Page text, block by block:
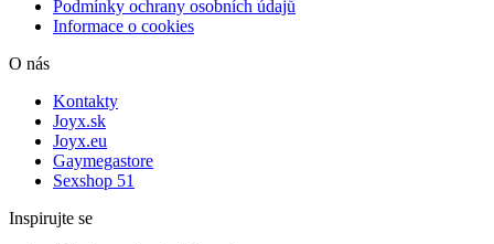
Podmínky ochrany osobních údajů
Informace o cookies
O nás
Kontakty
Joyx.sk
Joyx.eu
Gaymegastore
Sexshop 51
Inspirujte se